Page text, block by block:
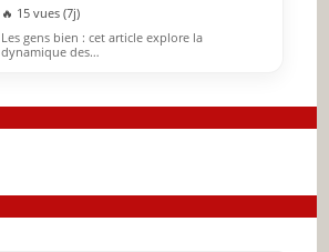
🔥 15 vues (7j)
Les gens bien : cet article explore la
dynamique des…